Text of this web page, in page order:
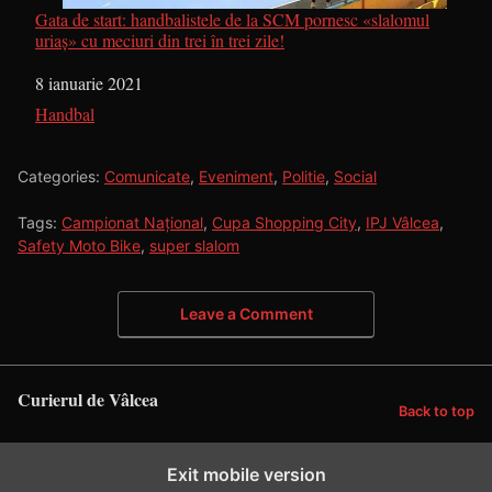
Gata de start: handbalistele de la SCM pornesc «slalomul
uriaș» cu meciuri din trei în trei zile!
Dată
8 ianuarie 2021
În legătură cu
Handbal
Categories: Comunicate, Eveniment, Politie, Social
Tags: Campionat Național, Cupa Shopping City, IPJ Vâlcea,
Safety Moto Bike, super slalom
Leave a Comment
Curierul de Vâlcea Back to top
Exit mobile version